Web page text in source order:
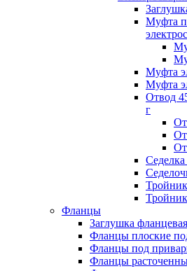
Муфта
Муфта
Муфта
Отвод
г
Седелка
Фланцы
Заглушка фланцевая
Фланцы плоские
Фланцы под
Фланцы